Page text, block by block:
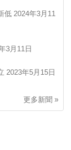
低 2024年3月11
3月11日
2023年5月15日
更多新聞 »